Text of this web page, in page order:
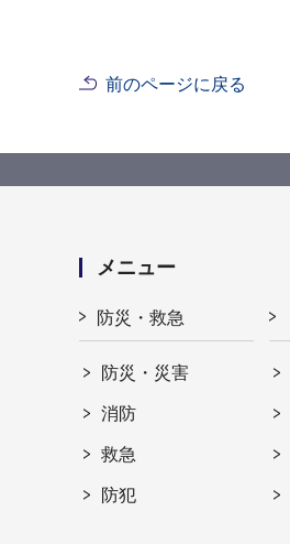
前のページに戻る
メニュー
防災・救急
防災・災害
消防
救急
防犯